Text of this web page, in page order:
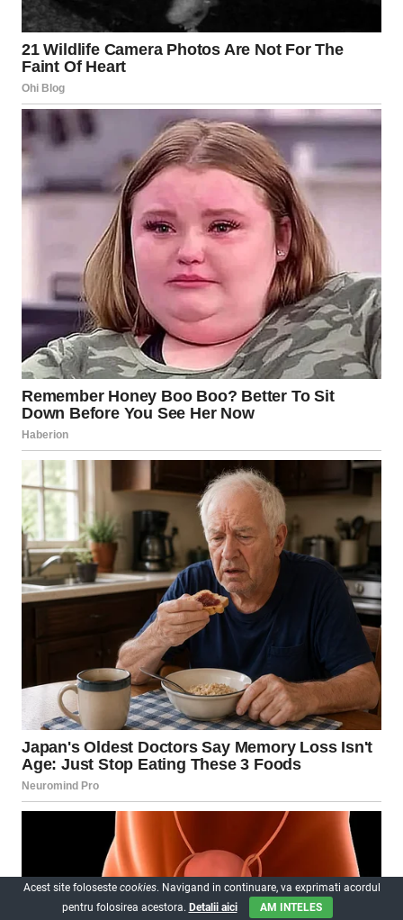
Acest site foloseste cookies. Navigand in continuare, va exprimati acordul
pentru folosirea acestora. Detalii aici AM INTELES